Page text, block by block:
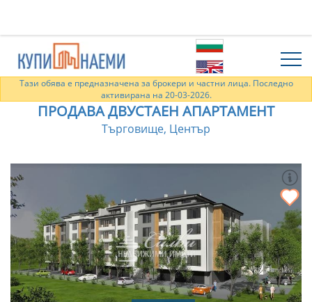
Тази обява е предназначена за брокери и частни лица. Последно
активирана на 20-03-2026.
ПРОДАВА ДВУСТАЕН АПАРТАМЕНТ
Търговище, Център